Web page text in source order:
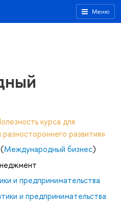
Меню
курса для
развития»
Международный бизнес)
и предпринимательства
и предпринимательства